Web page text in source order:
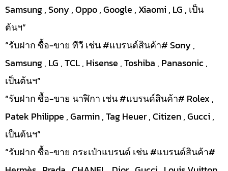
Samsung , Sony , Oppo , Google , Xiaomi , LG , เป็น
ต้นฯ”
“รับฝาก ซื้อ-ขาย ทีวี เช่น #แบรนด์สินค้า# Sony ,
Samsung , LG , TCL , Hisense , Toshiba , Panasonic ,
เป็นต้นฯ”
“รับฝาก ซื้อ-ขาย นาฬิกา เช่น #แบรนด์สินค้า# Rolex ,
Patek Philippe , Garmin , Tag Heuer , Citizen , Gucci ,
เป็นต้นฯ”
“รับฝาก ซื้อ-ขาย กระเป๋าแบรนด์ เช่น #แบรนด์สินค้า#